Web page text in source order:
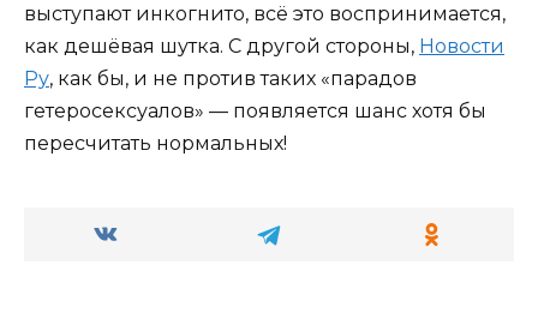
выступают инкогнито, всё это воспринимается,
как дешёвая шутка. С другой стороны, Новости
Ру, как бы, и не против таких «парадов
гетеросексуалов» — появляется шанс хотя бы
пересчитать нормальных!